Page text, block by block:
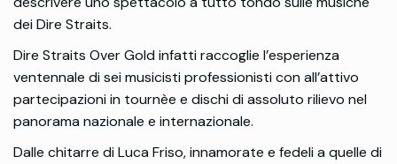
dei Dire Straits.
Dire Straits Over Gold infatti raccoglie l’esperienza
ventennale di sei musicisti professionisti con all’attivo
partecipazioni in tournèe e dischi di assoluto rilievo nel
panorama nazionale e internazionale.
Dalle chitarre di Luca Friso, innamorate e fedeli a quelle di